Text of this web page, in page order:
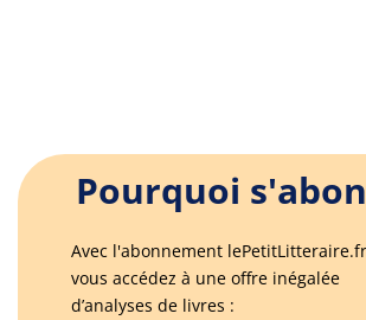
Pourquoi
Avec l'abonnement
vous accédez à une offre inégalée
d’analyses de livres :